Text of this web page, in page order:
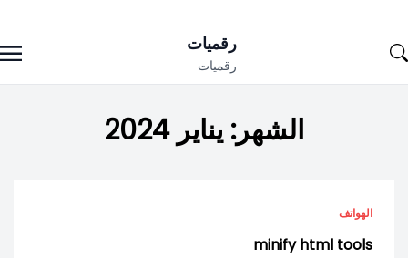
to
رقميات
رقميات
الشهر:يناير 2024
الهواتف
minify html tools